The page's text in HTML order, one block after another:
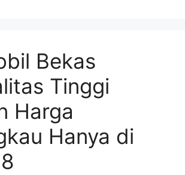
Bekas
Tinggi
Harga
Hanya di